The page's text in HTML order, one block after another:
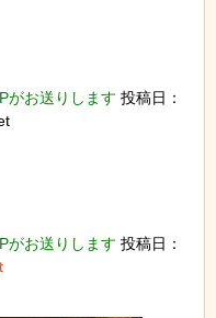
がお送りします 投稿日：
がお送りします 投稿日：